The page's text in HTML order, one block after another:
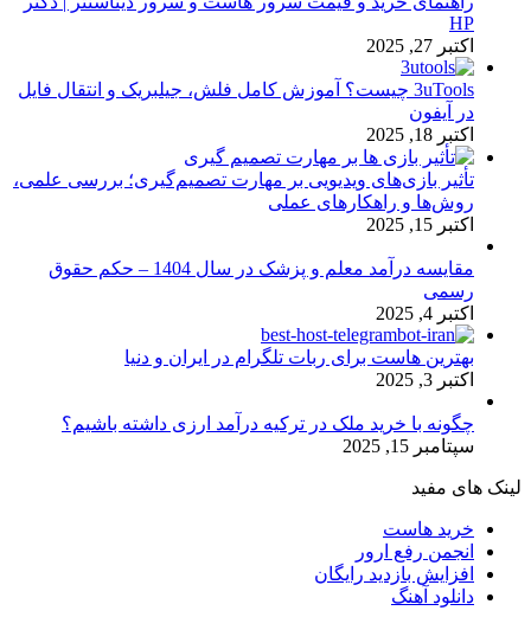
HP
اکتبر 27, 2025
3uTools چیست؟ آموزش کامل فلش، جیلبریک و انتقال فایل
در آیفون
اکتبر 18, 2025
تأثیر بازی‌های ویدیویی بر مهارت تصمیم‌گیری؛ بررسی علمی،
روش‌ها و راهکارهای عملی
اکتبر 15, 2025
مقایسه درآمد معلم و پزشک در سال 1404 – حکم حقوق
رسمی
اکتبر 4, 2025
بهترین هاست برای ربات تلگرام در ایران و دنیا
اکتبر 3, 2025
چگونه با خرید ملک در ترکیه درآمد ارزی داشته باشیم؟
سپتامبر 15, 2025
لینک های مفید
خرید هاست
انجمن رفع ارور
افزایش بازدید رایگان
دانلود آهنگ